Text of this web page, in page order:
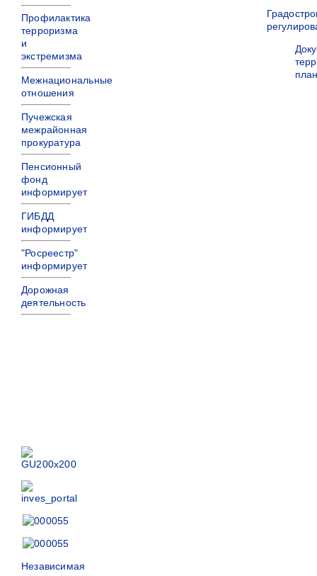
Профилактика
терроризма
и
экстремизма
Межнациональные
отношения
Пучежская
межрайонная
прокуратура
Пенсионный
фонд
информирует
ГИБДД
информирует
"Росреестр"
информирует
Дорожная
деятельность
Независимая